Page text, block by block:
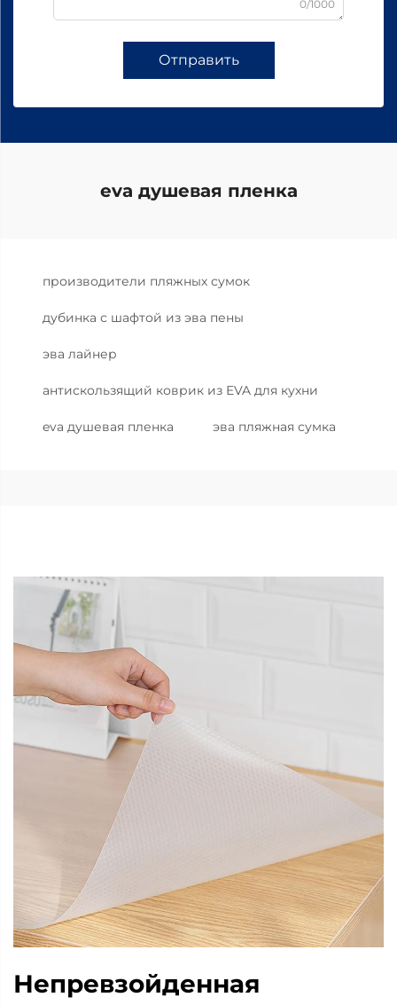
0/1000
Отправить
eva душевая пленка
производители пляжных сумок
дубинка с шафтой из эва пены
эва лайнер
антискользящий коврик из EVA для кухни
eva душевая пленка эва пляжная сумка
Непревзойденная